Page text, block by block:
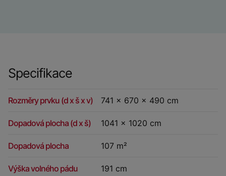
Specifikace
Rozměry prvku (d x š x v) 741 x 670 x 490 cm
Dopadová plocha (d x š) 1041 x 1020 cm
Dopadová plocha 107 m²
Výška volného pádu 191 cm